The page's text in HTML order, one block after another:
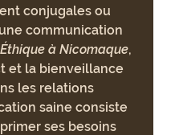
conjugales ou
communication
Éthique à Nicomaque,
et la bienveillance
les relations
saine consiste
ses besoins